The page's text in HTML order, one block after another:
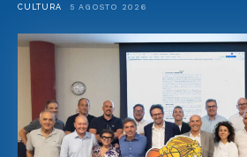
CULTURA 5 AGOSTO 2026